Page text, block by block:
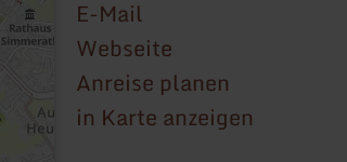
E-Mail
Webseite
Anreise planen
in Karte anzeigen